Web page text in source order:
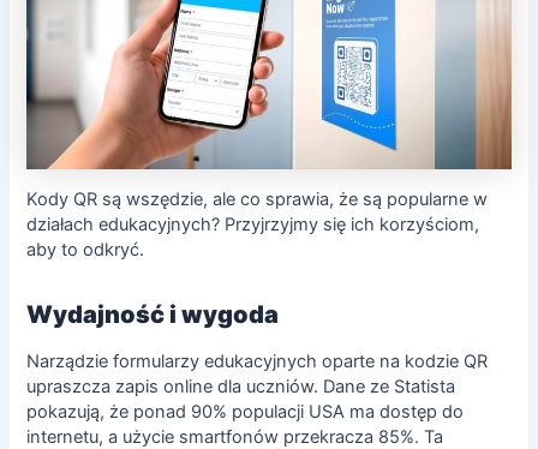
Kody QR są wszędzie, ale co sprawia, że są popularne w
działach edukacyjnych? Przyjrzyjmy się ich korzyściom,
aby to odkryć.
Wydajność i wygoda
Narządzie formularzy edukacyjnych oparte na kodzie QR
upraszcza zapis online dla uczniów. Dane ze Statista
pokazują, że ponad 90% populacji USA ma dostęp do
internetu, a użycie smartfonów przekracza 85%. Ta